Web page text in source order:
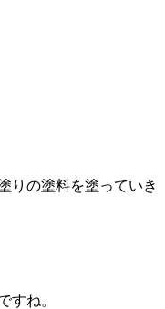
りの塗料を塗っていき
すね。